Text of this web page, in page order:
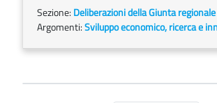
Sezione: Deliberazioni della Giunta regionale
Argomenti:Sviluppo economico, ricerca e